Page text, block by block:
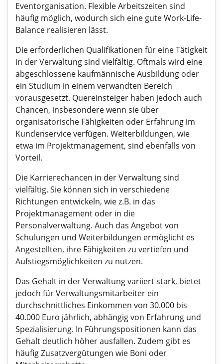
Eventorganisation. Flexible Arbeitszeiten sind
häufig möglich, wodurch sich eine gute Work-Life-
Balance realisieren lässt.
Die erforderlichen Qualifikationen für eine Tätigkeit
in der Verwaltung sind vielfältig. Oftmals wird eine
abgeschlossene kaufmännische Ausbildung oder
ein Studium in einem verwandten Bereich
vorausgesetzt. Quereinsteiger haben jedoch auch
Chancen, insbesondere wenn sie über
organisatorische Fähigkeiten oder Erfahrung im
Kundenservice verfügen. Weiterbildungen, wie
etwa im Projektmanagement, sind ebenfalls von
Vorteil.
Die Karrierechancen in der Verwaltung sind
vielfältig. Sie können sich in verschiedene
Richtungen entwickeln, wie z.B. in das
Projektmanagement oder in die
Personalverwaltung. Auch das Angebot von
Schulungen und Weiterbildungen ermöglicht es
Angestellten, ihre Fähigkeiten zu vertiefen und
Aufstiegsmöglichkeiten zu nutzen.
Das Gehalt in der Verwaltung variiert stark, bietet
jedoch für Verwaltungsmitarbeiter ein
durchschnittliches Einkommen von 30.000 bis
40.000 Euro jährlich, abhängig von Erfahrung und
Spezialisierung. In Führungspositionen kann das
Gehalt deutlich höher ausfallen. Zudem gibt es
häufig Zusatzvergütungen wie Boni oder